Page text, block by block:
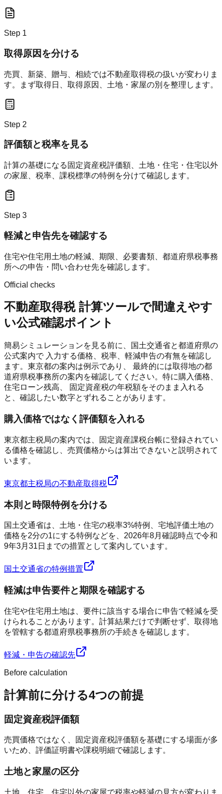
Step 1
取得原因を分ける
売買、新築、贈与、相続では不動産取得税の扱いが変わりま
す。まず取得日、取得原因、土地・家屋の別を整理します。
Step 2
評価額と税率を見る
計算の基礎になる固定資産税評価額、土地・住宅・住宅以外
の家屋、税率、課税標準の特例を分けて確認します。
Step 3
軽減と申告先を確認する
住宅や住宅用土地の軽減、期限、必要書類、都道府県税事務
所への申告・問い合わせ先を確認します。
Official checks
不動産取得税 計算ツールで間違えやす
い公式確認ポイント
簡易シミュレーションを見る前に、国土交通省と都道府県の
公式案内で 入力する価格、税率、軽減申告の有無を確認し
ます。東京都の案内は例示であり、 最終的には取得地の都
道府県税事務所の案内を確認してください。特に購入価格、
住宅ローン残高、 固定資産税の年税額をそのまま入れる
と、確認したい数字とずれることがあります。
購入価格ではなく評価額を入れる
東京都主税局の案内では、固定資産課税台帳に登録されてい
る価格を確認し、売買価格からは算出できないと説明されて
います。
東京都主税局の不動産取得税
本則と時限特例を分ける
国土交通省は、土地・住宅の税率3%特例、宅地評価土地の
価格を2分の1にする特例などを、2026年8月確認時点で令和
9年3月31日までの措置として案内しています。
国土交通省の特例措置
軽減は申告要件と期限を確認する
住宅や住宅用土地は、要件に該当する場合に申告で軽減を受
けられることがあります。計算結果だけで判断せず、取得地
を管轄する都道府県税事務所の手続きを確認します。
軽減・申告の確認先
Before calculation
計算前に分ける4つの前提
固定資産税評価額
売買価格ではなく、固定資産税評価額を基礎にする場面が多
いため、評価証明書や課税明細で確認します。
土地と家屋の区分
土地、住宅、住宅以外の家屋で税率や軽減の見方が変わりま